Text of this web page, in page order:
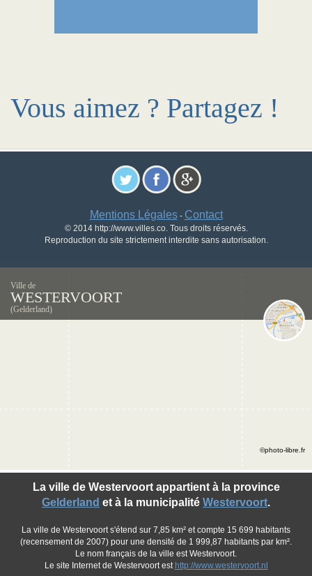
Vous aimez ? Partagez !
Mentions Légales- Contact
© 2014 http://www.villes.co. Tous droits réservés.
Reproduction du site strictement interdite sans autorisation.
Ville de
WESTERVOORT
(Gelderland)
La ville de Westervoort appartient à la province
Gelderland et à la municipalité Westervoort.
La ville de Westervoort s'étend sur 7,85 km² et compte 15 699 habitants
(recensement de 2007) pour une densité de 1 999,87 habitants par km².
Le nom français de la ville est Westervoort.
Le site Internet de Westervoort est http://www.westervoort.nl
©photo-libre.fr